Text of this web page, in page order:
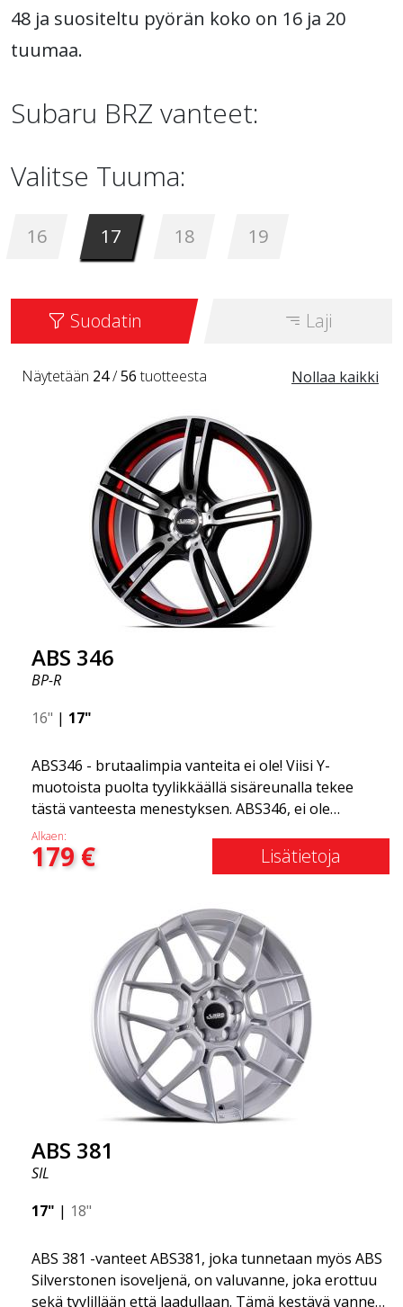
48 ja suositeltu pyörän koko on 16 ja 20
tuumaa.
Subaru BRZ vanteet:
Valitse Tuuma:
16 17 18 19
Suodatin Laji
Nollaa kaikki
Näytetään 24/56tuotteesta
ABS 346
BP-R
16" | 17"
ABS346 - brutaalimpia vanteita ei ole! Viisi Y-
muotoista puolta tyylikkäällä sisäreunalla tekee
tästä vanteesta menestyksen. ABS346, ei ole
markkinoilla toista vanteen, joka olisi yhtä tyylikäs
samassa hintaluokassa. Superkestävä vanne, joka
kuuluu ABS Luxury Wheels -perheeseen. Jos haluat
Riippumatta autosi mallista, tämä hieno vanne sopii
useimmille automerkeille ABS360-patentin ansiosta.
Ota yhteyttä, jos sinulla on kysymyksiä sovituksesta:
order@abswheels.com
Alkaen:
179€ Lisätietoja
ABS 381
SIL
17" | 18"
ABS 381 -vanteet ABS381, joka tunnetaan myös ABS
Silverstonen isoveljenä, on valuvanne, joka erottuu
sekä tyylillään että laadullaan. Tämä kestävä vanne